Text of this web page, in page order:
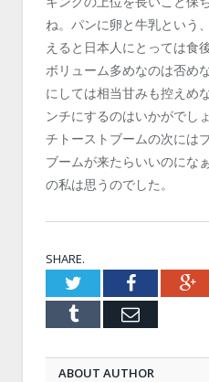
ね。パンに卵と牛乳という
えると日本人にとっては食
ボリューム多めなのは否め
にしては相当甘みも控えめ
ンチにするのはいかがでし
チトーストブームの次には
ブームが来たらいいのにな
の私は思うのでした。
SHARE.
TwitterFacebook
Tumblr Email
ABOUT AUTHOR